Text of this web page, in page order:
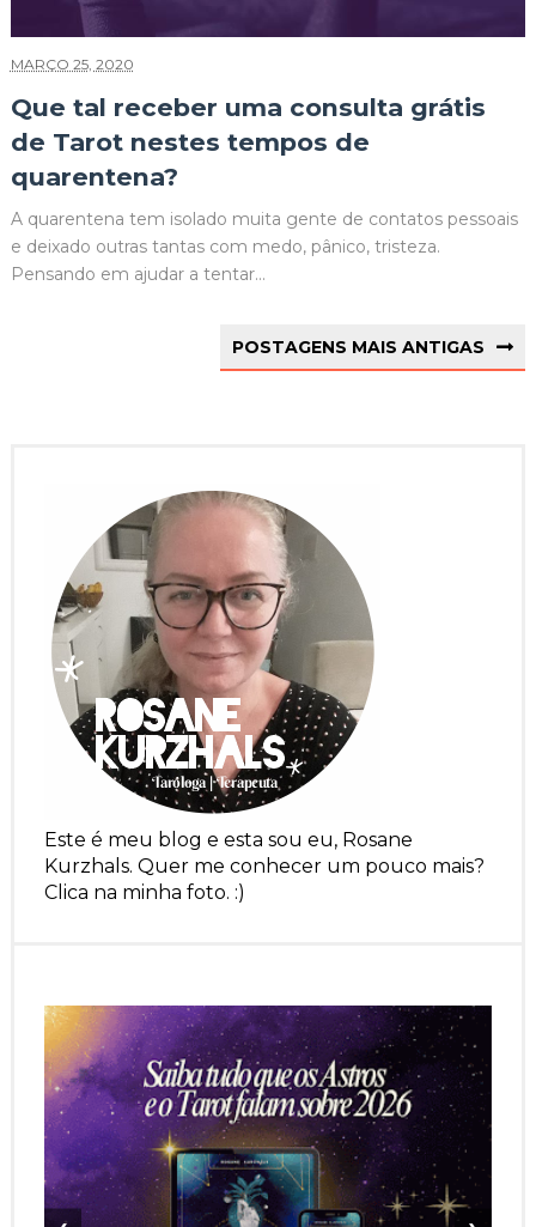
MARÇO 25, 2020
Que tal receber uma consulta grátis
de Tarot nestes tempos de
quarentena?
A quarentena tem isolado muita gente de contatos pessoais
e deixado outras tantas com medo, pânico, tristeza.
Pensando em ajudar a tentar...
POSTAGENS MAIS ANTIGAS
Este é meu blog e esta sou eu, Rosane
Kurzhals. Quer me conhecer um pouco mais?
Clica na minha foto. :)